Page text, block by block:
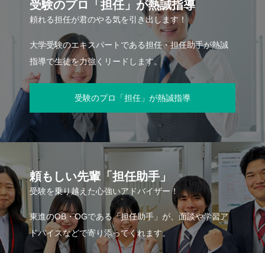
受験のプロ「担任」が熱誠指導
頼れる担任が君のやる気を引き出します！
大学受験のエキスパートである担任・担任助手が熱誠
指導で生徒を力強くリードします。
受験のプロ「担任」が熱誠指導
頼もしい先輩「担任助手」
受験を乗り越えた心強いアドバイザー！
東進のOB・OGである「担任助手」が、面談や学習ア
ドバイスなどで寄り添ってくれます。